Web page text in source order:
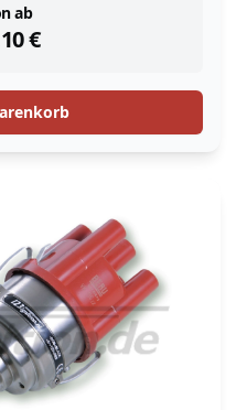
ab
€